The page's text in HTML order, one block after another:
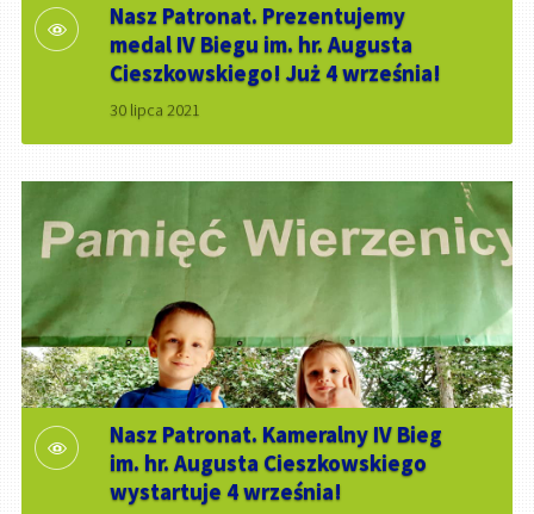
Nasz Patronat. Prezentujemy
medal IV Biegu im. hr. Augusta
Cieszkowskiego! Już 4 września!
30 lipca 2021
Nasz Patronat. Kameralny IV Bieg
im. hr. Augusta Cieszkowskiego
wystartuje 4 września!